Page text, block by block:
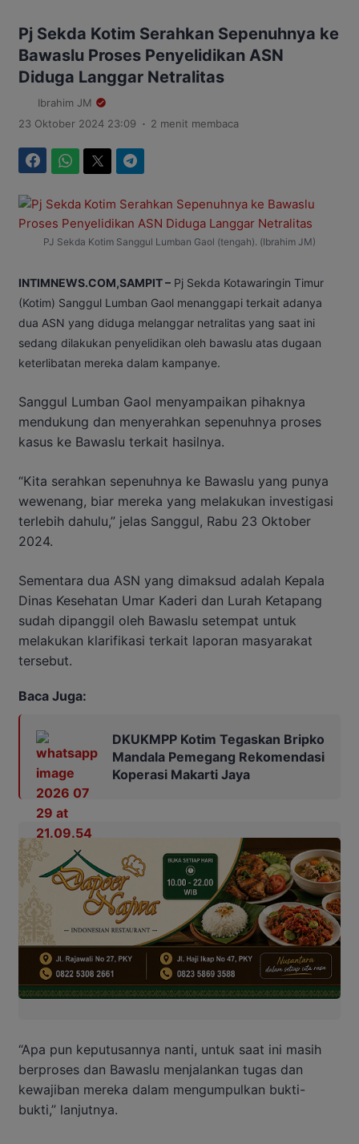
Pj Sekda Kotim Serahkan Sepenuhnya ke
Bawaslu Proses Penyelidikan ASN
Diduga Langgar Netralitas
Ibrahim JM
23 Oktober 2024 23:09 . 2 menit membaca
PJ Sekda Kotim Sanggul Lumban Gaol (tengah). (Ibrahim JM)
INTIMNEWS.COM,SAMPIT – Pj Sekda Kotawaringin Timur
(Kotim) Sanggul Lumban Gaol menanggapi terkait adanya
dua ASN yang diduga melanggar netralitas yang saat ini
sedang dilakukan penyelidikan oleh bawaslu atas dugaan
keterlibatan mereka dalam kampanye.
Sanggul Lumban Gaol menyampaikan pihaknya
mendukung dan menyerahkan sepenuhnya proses
kasus ke Bawaslu terkait hasilnya.
“Kita serahkan sepenuhnya ke Bawaslu yang punya
wewenang, biar mereka yang melakukan investigasi
terlebih dahulu,” jelas Sanggul, Rabu 23 Oktober
2024.
Sementara dua ASN yang dimaksud adalah Kepala
Dinas Kesehatan Umar Kaderi dan Lurah Ketapang
sudah dipanggil oleh Bawaslu setempat untuk
melakukan klarifikasi terkait laporan masyarakat
tersebut.
Baca Juga:
DKUKMPP Kotim Tegaskan Bripko
Mandala Pemegang Rekomendasi
Koperasi Makarti Jaya
“Apa pun keputusannya nanti, untuk saat ini masih
berproses dan Bawaslu menjalankan tugas dan
kewajiban mereka dalam mengumpulkan bukti-
bukti,” lanjutnya.